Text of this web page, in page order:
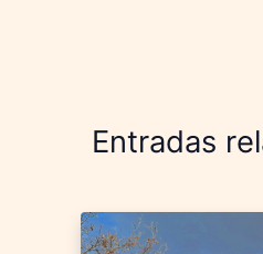
Entradas